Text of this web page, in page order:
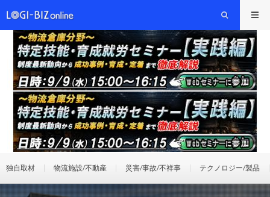
独自取材 物流施設/不動産 災害/事故/不祥事 テクノロジー/製品